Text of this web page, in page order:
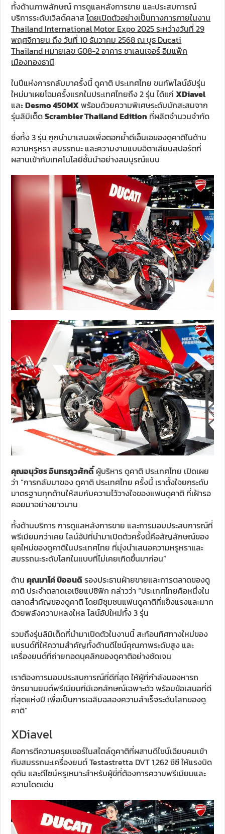
ทั้งด้านภาพลักษณ์ การดูแลหลังการขาย และประสบการณ์
บริการระดับเวิลด์คลาสโดยเปิดตัวอย่างเป็นทางการภายในงาน
Thailand International Motor Expo 2025ระหว่างวันที่29
พฤศจิกายน ถึง วันที่10ธันวาคม2568ณ บูธ Ducati
Thailand หมายเลขG08-2อาคาร ชาเลนเจอร์ อิมแพ็ค
เมืองทองธานี
ในปีแห่งการกลับมาครั้งนี้ ดูคาติ ประเทศไทย ขนทัพไลน์อัปรุ่น
ใหม่มาเผยโฉมครั้งแรกในประเทศไทยถึง 2 รุ่น ได้แก่XDiavel
และDesmo 450MXพร้อมด้วยความพิเศษระดับนักสะสมจาก
รุ่นลิมิเต็ดScrambler Thailand Edition ที่ผลิตจำนวนจำกัด
ซึ่งทั้ง 3 รุ่น ถูกนำมาเสนอเพื่อตอกย้ำดีเอ็นเอของดูคาติในด้าน
ความหรูหรา สมรรถนะ และความงามแบบอิตาเลียนสปอร์ตที่
ผสานเข้ากับเทคโนโลยีชั้นนำอย่างสมบูรณ์แบบ
คุณอนุวัชร อินทรภูวศักดิ์ผู้บริหาร ดูคาติ ประเทศไทย เปิดเผย
ว่า “การกลับมาของ ดูคาติ ประเทศไทย ครั้งนี้ เราตั้งใจยกระดับ
มาตรฐานทุกด้านให้สมกับความไว้วางใจของแฟนดูคาติ ที่เฝ้ารอ
คอยมาอย่างยาวนาน
ทั้งด้านบริการ การดูแลหลังการขาย และการมอบประสบการณ์ที่
พรีเมียมกว่าเคย ไลน์อัปที่นำมาเปิดตัวครั้งนี้คือสัญลักษณ์ของ
ยุคใหม่ของดูคาติในประเทศไทย ที่มุ่งนำเสนอความหรูหราและ
สมรรถนะระดับโลกในแบบที่ไม่เคยเกิดขึ้นมาก่อน”
ด้านคุณมาโค่ บิออนดิรองประธานฝ่ายขายและการตลาดของดู
คาติ ประจำตลาดเอเชียแปซิฟิก กล่าวว่า “ประเทศไทยคือหนึ่งใน
ตลาดสำคัญของดูคาติ โดยมีชุมชนแฟนดูคาติที่แข็งแรงและมาก
ด้วยพลังความหลงใหล ไลน์อัปใหม่ทั้ง 3 รุ่น
รวมถึงรุ่นลิมิเต็ดที่นำมาเปิดตัวในงานนี้ สะท้อนทิศทางใหม่ของ
แบรนด์ที่ให้ความสำคัญทั้งด้านดีไซน์คุณภาพระดับสูง และ
เครื่องยนต์ที่ถ่ายทอดบุคลิกของดูคาติอย่างชัดเจน
เราต้องการมอบประสบการณ์ที่ดีที่สุด ให้ผู้ที่กำลังมองหารถ
จักรยานยนต์พรีเมียมที่มีเอกลักษณ์เฉพาะตัว พร้อมข้อเสนอที่ดี
ที่สุดแห่งปี เพื่อเป็นการเฉลิมฉลองความสำเร็จระดับโลกของดู
คาติ”
XDiavel
คือการตีความครุยเซอร์ในสไตล์ดูคาติที่ผสานดีไซน์เฉียบคมเข้า
กับสมรรถนะเครื่องยนต์ Testastretta DVT 1,262 ซีซี ให้แรงบิด
ดุดัน และดีไซน์หรูเหมาะสำหรับผู้ขี่ที่ต้องการความพรีเมียมและ
ความโดดเด่น